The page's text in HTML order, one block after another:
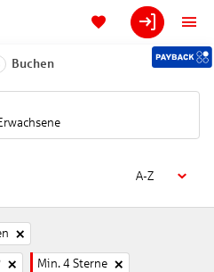
Buchen
A-Z
Min. 4 Sterne